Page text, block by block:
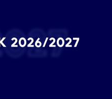
2026/2027